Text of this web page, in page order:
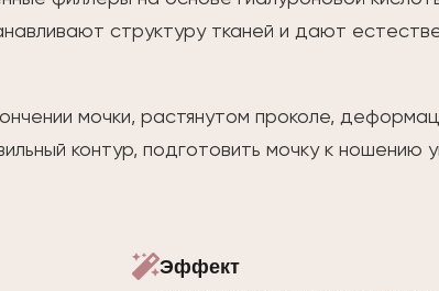
структуру тканей и дают
мочки, растянутом проколе,
контур, подготовить мочку к ношению
Эффект